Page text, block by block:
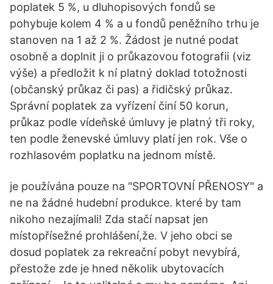
poplatek 5 %, u dluhopisových fondů se
pohybuje kolem 4 % a u fondů peněžního trhu je
stanoven na 1 až 2 %. Žádost je nutné podat
osobně a doplnit ji o průkazovou fotografii (viz
výše) a předložit k ní platný doklad totožnosti
(občanský průkaz či pas) a řidičský průkaz.
Správní poplatek za vyřízení činí 50 korun,
průkaz podle vídeňské úmluvy je platný tři roky,
ten podle ženevské úmluvy platí jen rok. Vše o
rozhlasovém poplatku na jednom místě.
je používána pouze na "SPORTOVNÍ PŘENOSY" a
ne na žádné hudební produkce. které by tam
nikoho nezajímali! Zda stačí napsat jen
místopřísežné prohlášení,že. V jeho obci se
dosud poplatek za rekreační pobyt nevybírá,
přestože zde je hned několik ubytovacích